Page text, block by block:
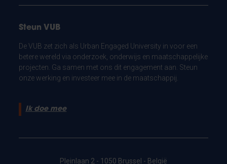
Steun VUB
De VUB zet zich als Urban Engaged University in voor een
betere wereld via onderzoek, onderwijs en maatschappelijke
projecten. Ga samen met ons dit engagement aan. Steun
onze werking en investeer mee in de maatschappij.
Ik doe mee
Pleinlaan 2 - 1050 Brussel - België